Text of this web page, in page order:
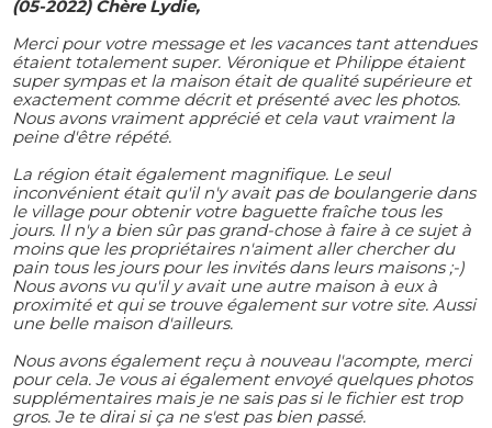
(05-2022) Chère Lydie,
Merci pour votre message et les vacances tant attendues
étaient totalement super. Véronique et Philippe étaient
super sympas et la maison était de qualité supérieure et
exactement comme décrit et présenté avec les photos.
Nous avons vraiment apprécié et cela vaut vraiment la
peine d'être répété.
La région était également magnifique. Le seul
inconvénient était qu'il n'y avait pas de boulangerie dans
le village pour obtenir votre baguette fraîche tous les
jours. Il n'y a bien sûr pas grand-chose à faire à ce sujet à
moins que les propriétaires n'aiment aller chercher du
pain tous les jours pour les invités dans leurs maisons ;-)
Nous avons vu qu'il y avait une autre maison à eux à
proximité et qui se trouve également sur votre site. Aussi
une belle maison d'ailleurs.
Nous avons également reçu à nouveau l'acompte, merci
pour cela. Je vous ai également envoyé quelques photos
supplémentaires mais je ne sais pas si le fichier est trop
gros. Je te dirai si ça ne s'est pas bien passé.